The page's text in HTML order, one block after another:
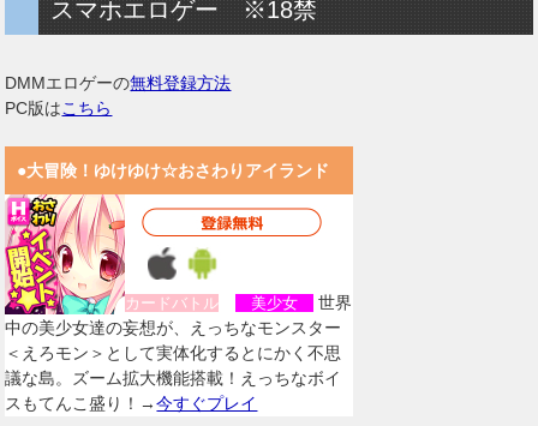
スマホエロゲー ※18禁
DMMエロゲーの無料登録方法
PC版はこちら
●大冒険！ゆけゆけ☆おさわりアイランド
カードバトル 美少女
世界
中の美少女達の妄想が、えっちなモンスター
＜えろモン＞として実体化するとにかく不思
議な島。ズーム拡大機能搭載！えっちなボイ
スもてんこ盛り！→今すぐプレイ